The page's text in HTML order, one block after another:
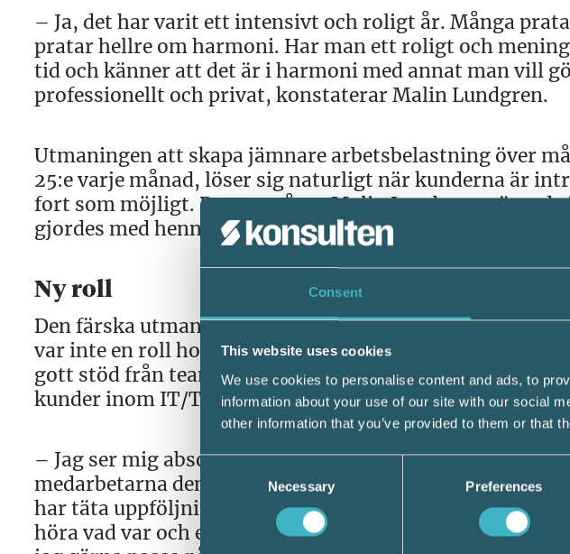
Consent
This website uses cookies
We use cookies to personalise content and ads, to
information about your use of our site with our social
other information that you’ve provided to them or that
Consent
Selection
Necessary Preferences
– Ja, det har varit ett intensivt och roligt år. Många
pratar hellre om harmoni. Har man ett roligt och
tid och känner att det är i harmoni med annat man vill
professionellt och privat, konstaterar Malin Lundgren.
Utmaningen att skapa jämnare arbetsbelastning över
25:e varje månad, löser sig naturligt när kunderna är
fort som möjligt. Det var något Malin Lundgren
gjordes med henne i våras.
Ny roll
Den färska utmaningen som byråledare antog hon efter
var inte en roll hon sökte, men som hon nu snabbt växer
gott stöd från teamet på byrån, som för övrigt kan se
kunder inom IT/Telekom och vårdsektorn.
– Jag ser mig absolut inte som chefen här. Jag ser mig
medarbetarna den hjälp och de förutsättningar de
har täta uppföljningsmöten och personliga möten
höra vad var och en tycker och hur man vill utvecklas.